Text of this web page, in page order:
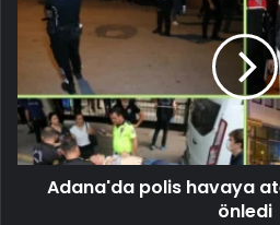
Adana'da polis havaya
önledi